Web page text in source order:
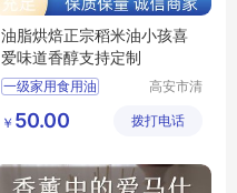
油脂烘焙正宗稻米油小孩喜
爱味道香醇支持定制
一级家用食用油
压榨菜籽油
纯稻米油
高安市清
限公司
￥ 50.00 拨打电话